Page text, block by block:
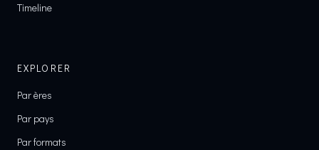
Timeline
EXPLORER
Par ères
Par pays
Par formats